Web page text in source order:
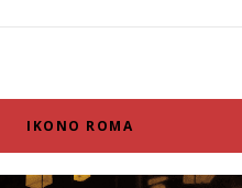
IKONO ROMA